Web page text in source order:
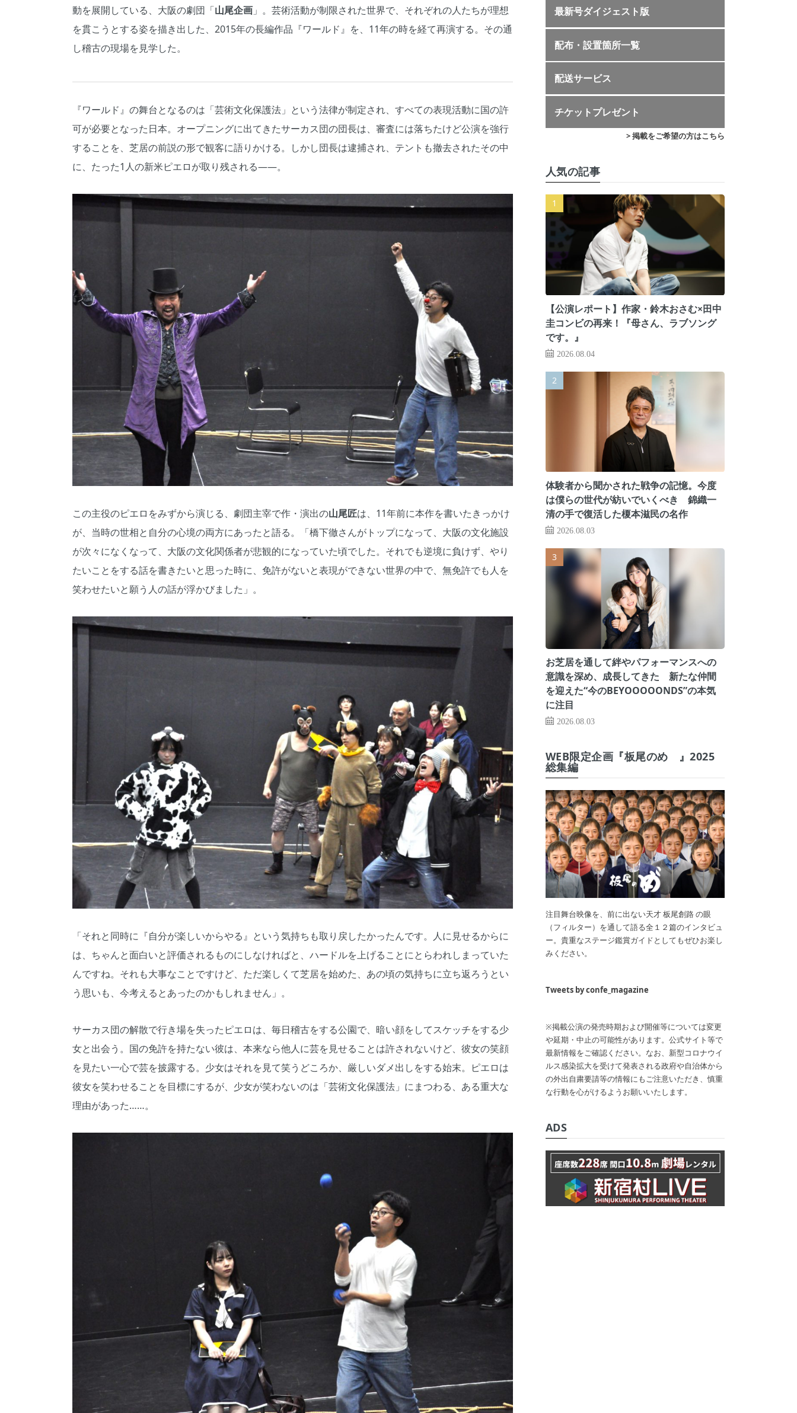
動を展開している、大阪の劇団「山尾企画 」。芸術活動が制限された世界で、それぞれの人たちが理想
を貫こうとする姿を描き出した、2015年の長編作品『ワールド』を、11年の時を経て再演する。その通
し稽古の現場を見学した。
『ワールド』の舞台となるのは「芸術文化保護法」という法律が制定され、すべての表現活動に国の許
可が必要となった日本。オープニングに出てきたサーカス団の団長は、審査には落ちたけど公演を強行
することを、芝居の前説の形で観客に語りかける。しかし団長は逮捕され、テントも撤去されたその中
に、たった1人の新米ピエロが取り残される――。
この主役のピエロをみずから演じる、劇団主宰で作・演出の山尾匠は、11年前に本作を書いたきっかけ
が、当時の世相と自分の心境の両方にあったと語る。「橋下徹さんがトップになって、大阪の文化施設
が次々になくなって、大阪の文化関係者が悲観的になっていた頃でした。それでも逆境に負けず、やり
たいことをする話を書きたいと思った時に、免許がないと表現ができない世界の中で、無免許でも人を
笑わせたいと願う人の話が浮かびました」。
「それと同時に『自分が楽しいからやる』という気持ちも取り戻したかったんです。人に見せるからに
は、ちゃんと面白いと評価されるものにしなければと、ハードルを上げることにとらわれしまっていた
んですね。それも大事なことですけど、ただ楽しくて芝居を始めた、あの頃の気持ちに立ち返ろうとい
う思いも、今考えるとあったのかもしれません」。
サーカス団の解散で行き場を失ったピエロは、毎日稽古をする公園で、暗い顔をしてスケッチをする少
女と出会う。国の免許を持たない彼は、本来なら他人に芸を見せることは許されないけど、彼女の笑顔
を見たい一心で芸を披露する。少女はそれを見て笑うどころか、厳しいダメ出しをする始末。ピエロは
彼女を笑わせることを目標にするが、少女が笑わないのは「芸術文化保護法」にまつわる、ある重大な
理由があった……。
最新号ダイジェスト版
配布・設置箇所一覧
配送サービス
チケットプレゼント
> 掲載をご希望の方はこちら
人気の記事
【公演レポート】作家・鈴木おさむ×田中
圭コンビの再来！『母さん、ラブソング
です。』
2026.08.04
体験者から聞かされた戦争の記憶。今度
は僕らの世代が紡いでいくべき 錦織一
清の手で復活した榎本滋民の名作
2026.08.03
お芝居を通して絆やパフォーマンスへの
意識を深め、成長してきた 新たな仲間
を迎えた“今のBEYOOOOONDS”の本気
に注目
2026.08.03
WEB限定企画『板尾のめ゙』2025
総集編
注目舞台映像を、前に出ない天才 板尾創路 の眼
（フィルター）を通して語る全１２篇のインタビュ
ー。貴重なステージ鑑賞ガイドとしてもぜひお楽し
みください。
Tweets by confe_magazine
※掲載公演の発売時期および開催等については変更
や延期・中止の可能性があります。公式サイト等で
最新情報をご確認ください。なお、新型コロナウイ
ルス感染拡大を受けて発表される政府や自治体から
の外出自粛要請等の情報にもご注意いただき、慎重
な行動を心がけるようお願いいたします。
ADS